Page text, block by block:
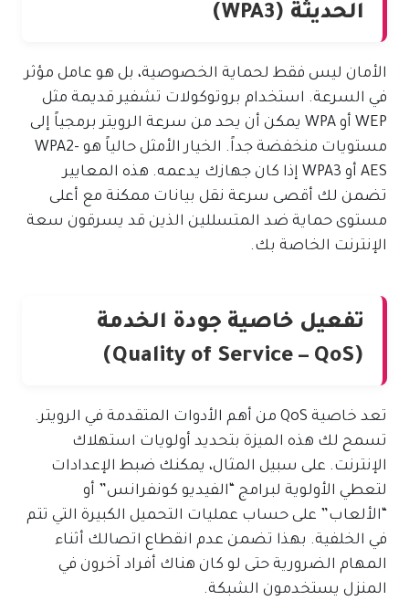
الحديثة (WPA3)
الأمان ليس فقط لحماية الخصوصية، بل هو عامل مؤثر
في السرعة. استخدام بروتوكولات تشفير قديمة مثل
WEP أو WPA يمكن أن يحد من سرعة الرويتر برمجياً إلى
مستويات منخفضة جداً. الخيار الأمثل حالياً هو WPA2-
AES أو WPA3 إذا كان جهازك يدعمه. هذه المعايير
تضمن لك أقصى سرعة نقل بيانات ممكنة مع أعلى
مستوى حماية ضد المتسللين الذين قد يسرقون سعة
الإنترنت الخاصة بك.
تفعيل خاصية جودة الخدمة
(Quality of Service – QoS)
تعد خاصية QoS من أهم الأدوات المتقدمة في الرويتر.
تسمح لك هذه الميزة بتحديد أولويات استهلاك
الإنترنت. على سبيل المثال، يمكنك ضبط الإعدادات
لتعطي الأولوية لبرامج “الفيديو كونفرانس” أو
“الألعاب” على حساب عمليات التحميل الكبيرة التي تتم
في الخلفية. بهذا تضمن عدم انقطاع اتصالك أثناء
المهام الضرورية حتى لو كان هناك أفراد آخرون في
المنزل يستخدمون الشبكة.